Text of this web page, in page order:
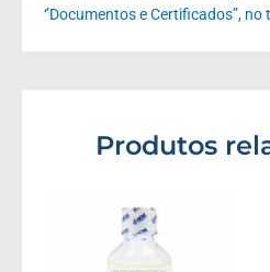
‘’Documentos e Certificados”,
Produtos